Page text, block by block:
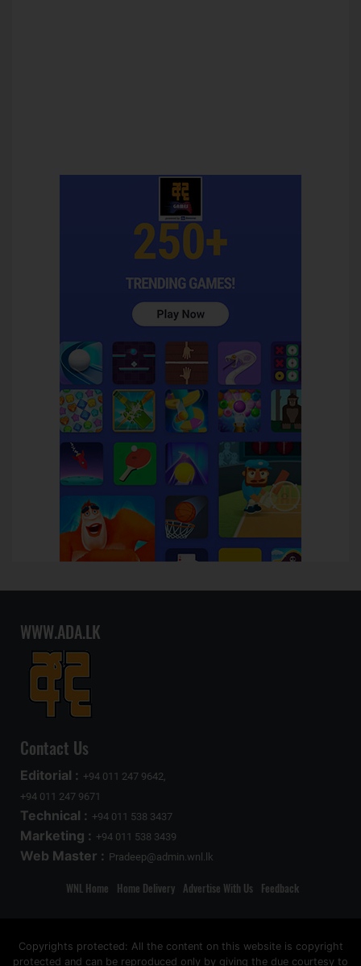
WWW.ADA.LK
Contact Us
Editorial : +94 011 247 9642,
+94 011 247 9671
Technical : +94 011 538 3437
Marketing : +94 011 538 3439
Web Master : Pradeep@admin.wnl.lk
WNL Home Home Delivery Advertise With Us Feedback
Copyrights protected: All the content on this website is copyright
protected and can be reproduced only by giving the due courtesy to